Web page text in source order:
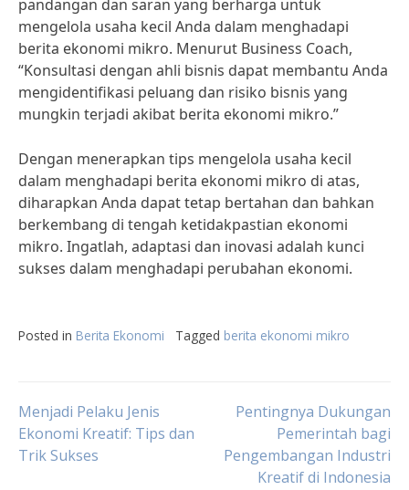
pandangan dan saran yang berharga untuk
mengelola usaha kecil Anda dalam menghadapi
berita ekonomi mikro. Menurut Business Coach,
“Konsultasi dengan ahli bisnis dapat membantu Anda
mengidentifikasi peluang dan risiko bisnis yang
mungkin terjadi akibat berita ekonomi mikro.”
Dengan menerapkan tips mengelola usaha kecil
dalam menghadapi berita ekonomi mikro di atas,
diharapkan Anda dapat tetap bertahan dan bahkan
berkembang di tengah ketidakpastian ekonomi
mikro. Ingatlah, adaptasi dan inovasi adalah kunci
sukses dalam menghadapi perubahan ekonomi.
Posted in Berita Ekonomi Tagged berita ekonomi mikro
Post
navigation
Menjadi Pelaku Jenis
Ekonomi Kreatif: Tips dan
Trik Sukses
Pentingnya Dukungan
Pemerintah bagi
Pengembangan Industri
Kreatif di Indonesia